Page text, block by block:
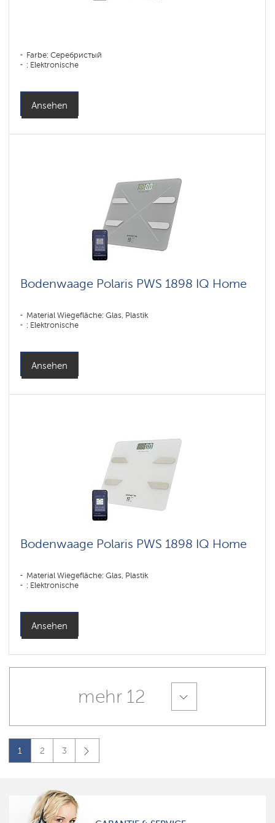
Farbe: Серебристый
: Elektronische
Ansehen
Bodenwaage Polaris PWS 1898 IQ Home
Material Wiegefläche: Glas, Plastik
: Elektronische
Ansehen
Bodenwaage Polaris PWS 1898 IQ Home
Material Wiegefläche: Glas, Plastik
: Elektronische
Ansehen
mehr 12
1 2 3